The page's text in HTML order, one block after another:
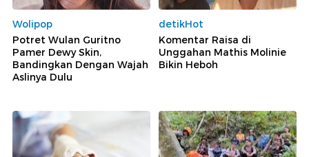
Wolipop
Potret Wulan Guritno
Pamer Dewy Skin,
Bandingkan Dengan Wajah
Aslinya Dulu
detikHot
Komentar Raisa di
Unggahan Mathis Molinie
Bikin Heboh